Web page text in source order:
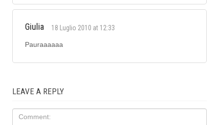
Giulia 18 Luglio 2010 at 12:33
Pauraaaaaa
LEAVE A REPLY